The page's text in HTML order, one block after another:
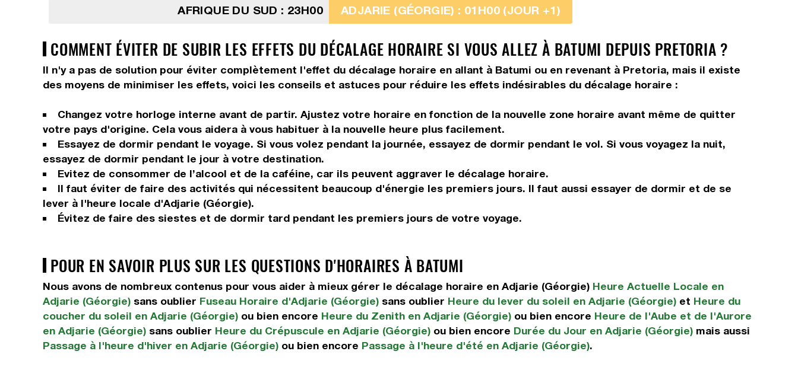
AFRIQUE DU SUD : 23H00 ADJARIE (GÉORGIE) : 01H00 (JOUR +1)
COMMENT ÉVITER DE SUBIR LES EFFETS DU DÉCALAGE HORAIRE SI VOUS ALLEZ À BATUMI DEPUIS PRETORIA ?
Il n'y a pas de solution pour éviter complètement l'effet du décalage horaire en allant à Batumi ou en revenant à Pretoria, mais il existe
des moyens de minimiser les effets, voici les conseils et astuces pour réduire les effets indésirables du décalage horaire :
Changez votre horloge interne avant de partir. Ajustez votre horaire en fonction de la nouvelle zone horaire avant même de quitter
votre pays d'origine. Cela vous aidera à vous habituer à la nouvelle heure plus facilement.
Essayez de dormir pendant le voyage. Si vous volez pendant la journée, essayez de dormir pendant le vol. Si vous voyagez la nuit,
essayez de dormir pendant le jour à votre destination.
Evitez de consommer de l’alcool et de la caféine, car ils peuvent aggraver le décalage horaire.
Il faut éviter de faire des activités qui nécessitent beaucoup d'énergie les premiers jours. Il faut aussi essayer de dormir et de se
lever à l'heure locale d'Adjarie (Géorgie).
Évitez de faire des siestes et de dormir tard pendant les premiers jours de votre voyage.
POUR EN SAVOIR PLUS SUR LES QUESTIONS D'HORAIRES À BATUMI
Nous avons de nombreux contenus pour vous aider à mieux gérer le décalage horaire en Adjarie (Géorgie) Heure Actuelle Locale en
Adjarie (Géorgie) sans oublier Fuseau Horaire d'Adjarie (Géorgie) sans oublier Heure du lever du soleil en Adjarie (Géorgie) et Heure du
coucher du soleil en Adjarie (Géorgie) ou bien encore Heure du Zenith en Adjarie (Géorgie) ou bien encore Heure de l'Aube et de l'Aurore
en Adjarie (Géorgie) sans oublier Heure du Crépuscule en Adjarie (Géorgie) ou bien encore Durée du Jour en Adjarie (Géorgie) mais aussi
Passage à l'heure d'hiver en Adjarie (Géorgie) ou bien encore Passage à l'heure d'été en Adjarie (Géorgie).